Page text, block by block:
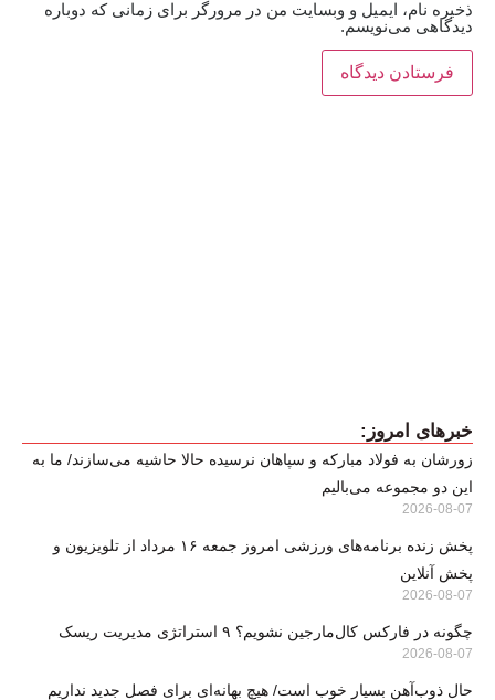
ذخیره نام، ایمیل و وبسایت من در مرورگر برای زمانی که دوباره
دیدگاهی می‌نویسم.
خبرهای امروز:
زورشان به فولاد مبارکه و سپاهان نرسیده حالا حاشیه می‌سازند/ ما به
این دو مجموعه می‌بالیم
2026-08-07
پخش زنده برنامه‌های ورزشی امروز جمعه ۱۶ مرداد از تلویزیون و
پخش آنلاین
2026-08-07
چگونه در فارکس کال‌مارجین نشویم؟ ۹ استراتژی مدیریت ریسک
2026-08-07
حال ذوب‌آهن بسیار خوب است/ هیچ بهانه‌ای برای فصل جدید نداریم